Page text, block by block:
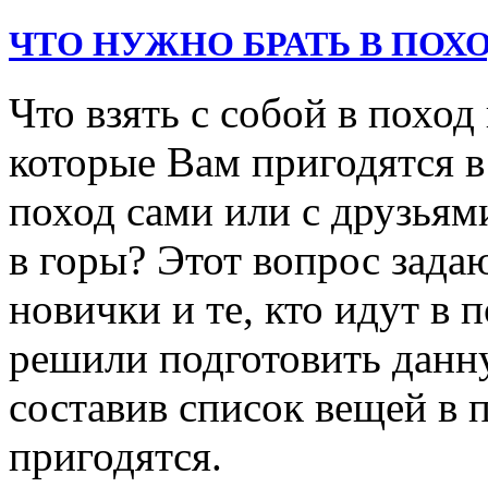
ЧТО НУЖНО БРАТЬ В
Что взять с собой в
которые Вам пригодятся
поход сами или с
в горы? Этот вопрос
новички и те, кто идут в
решили подготовить
составив список вещей в
пригодятся.